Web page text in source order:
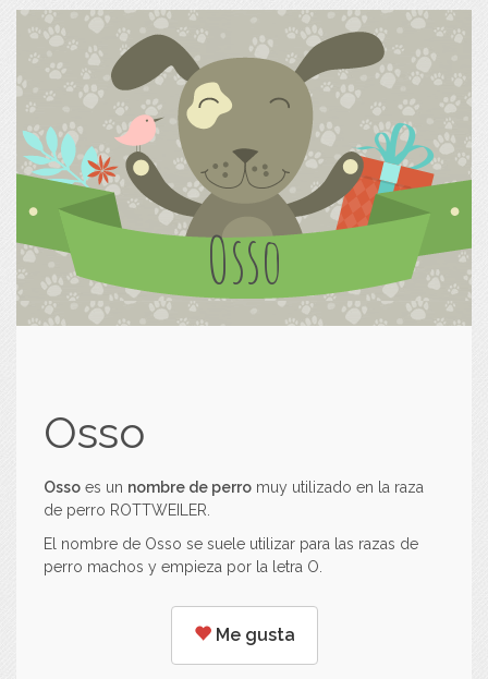
Osso
Osso
Osso es un nombre de perro muy utilizado en la raza
de perro ROTTWEILER.
El nombre de Osso se suele utilizar para las razas de
perro machos y empieza por la letra O.
Me gusta